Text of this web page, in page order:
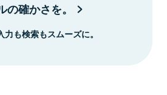
確かさを。
も検索もスムーズに。